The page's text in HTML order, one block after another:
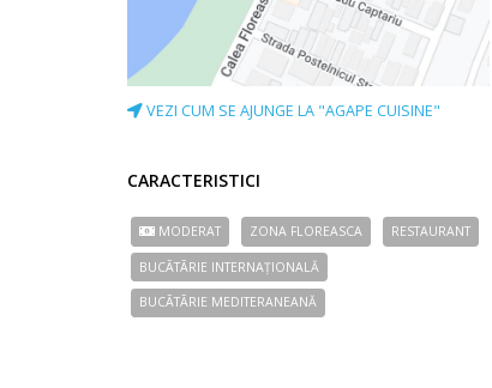
VEZI CUM SE AJUNGE LA "AGAPE CUISINE"
CARACTERISTICI
MODERAT ZONA FLOREASCA RESTAURANT
BUCÃTÃRIE INTERNAȚIONALĂ
BUCÃTÃRIE MEDITERANEANĂ